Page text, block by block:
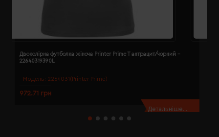
Модель: 2264031(Printer Prime)
Двоколірна футболка жіноча Printer Prime T антрацит/чорний -
22640319390L
972.71 грн
Детальніше...